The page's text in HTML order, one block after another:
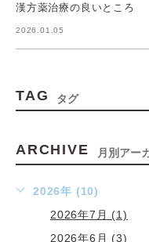
漢方薬治療の良いところ
2026.01.05
TAG タグ
ARCHIVE 月別アー
2026年 (10)
2026年7月 (1)
2026年6月 (3)